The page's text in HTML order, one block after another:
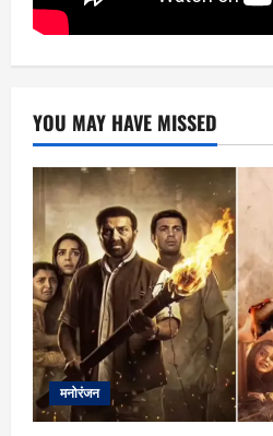
YOU MAY HAVE MISSED
मनोरंजन